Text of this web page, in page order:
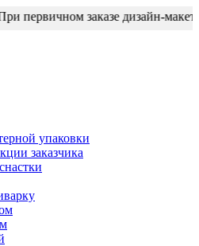
первичном заказе дизайн-макет
упаковки
заказчика